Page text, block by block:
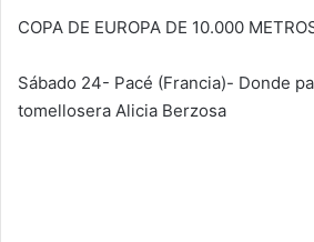
COPA DE EUROPA DE 10.000
Sábado 24- Pacé (Francia)- Donde
tomellosera Alicia Berzosa